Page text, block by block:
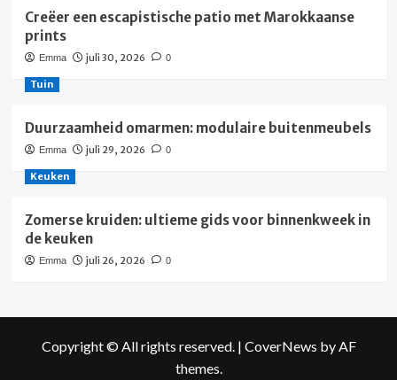
Creëer een escapistische patio met Marokkaanse
prints
Emma juli 30, 2026 0
Tuin
Duurzaamheid omarmen: modulaire buitenmeubels
Emma juli 29, 2026 0
Keuken
Zomerse kruiden: ultieme gids voor binnenkweek in
de keuken
Emma juli 26, 2026 0
Copyright © All rights reserved. | CoverNews by AF
themes.